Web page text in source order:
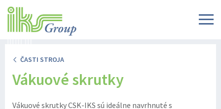
ČASTI STROJA
Vákuové skrutky
Vákuové skrutky CSK-IKS sú ideálne navrhnuté s